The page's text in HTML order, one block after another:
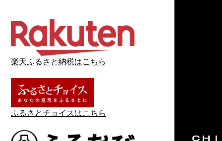
楽天ふるさと納税はこちら
ふるさとチョイスはこちら